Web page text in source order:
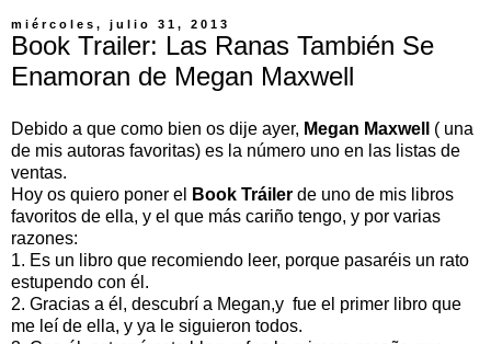
miércoles, julio 31, 2013
Book Trailer: Las Ranas También Se
Enamoran de Megan Maxwell
Debido a que como bien os dije ayer, Megan Maxwell
( una
de mis autoras favoritas) es la número uno en las listas de
ventas.
Hoy os quiero poner el
Book Tráiler de uno de mis libros
favoritos de ella, y el que más cariño tengo, y por varias
razones:
1. Es un libro que recomiendo leer, porque pasaréis un rato
estupendo con él.
2. Gracias a él, descubrí a Megan,y fue el primer libro que
me leí de ella, y ya le siguieron todos.